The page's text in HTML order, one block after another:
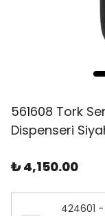
561608 Tork
Dispenseri
₺ 4,150.00
424601 -